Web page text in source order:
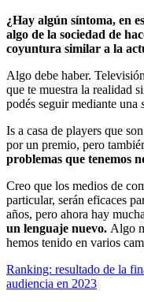
¿Hay algún síntoma, en
algo de la sociedad de
coyuntura similar a la
Algo debe haber.
que te muestra la realidad
podés seguir mediante una
Is a casa de players que
por un premio, pero
problemas que tenemos
Creo que los medios de
particular, serán eficaces
años, pero ahora hay
un lenguaje nuevo. Algo
hemos tenido en varios
Ranking: resultado de la
audiencia en 2023